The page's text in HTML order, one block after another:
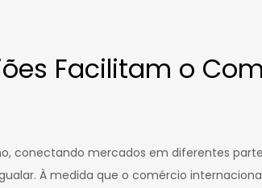
Facilitam o
conectando mercados em diferentes
À medida que o comércio